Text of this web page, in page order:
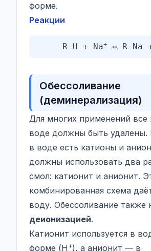
форме.
Реакции
R-H + Na+ ↔ R-Na
Обессоливание
(деминерализация)
Для многих применений все
воде должны быть удалены.
в воде есть катионы и
должны использовать два
смол: катионит и анионит.
комбинированная схема
воду. Обессоливание также
деионизацией.
Катионит используется в
форме (H +), а анионит — в